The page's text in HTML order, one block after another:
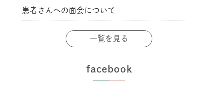
患者さんへの面会について
一覧を見る
facebook